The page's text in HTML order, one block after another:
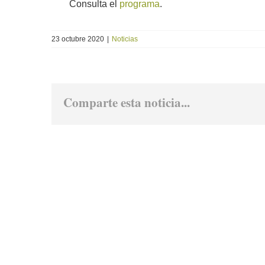
Consulta el programa.
23 octubre 2020 Noticias
Comparte esta noticia...